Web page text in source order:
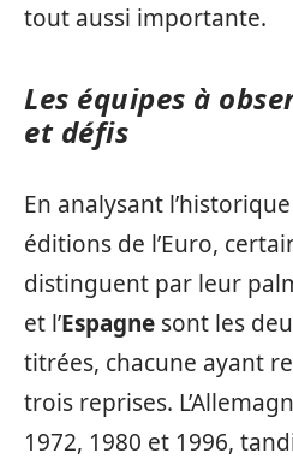
tout aussi importante.
Les équipes à
et défis
En analysant
éditions de l’Euro,
distinguent par leur
et l’Espagne sont les
titrées, chacune ayant
trois reprises.
1972, 1980 et 1996,